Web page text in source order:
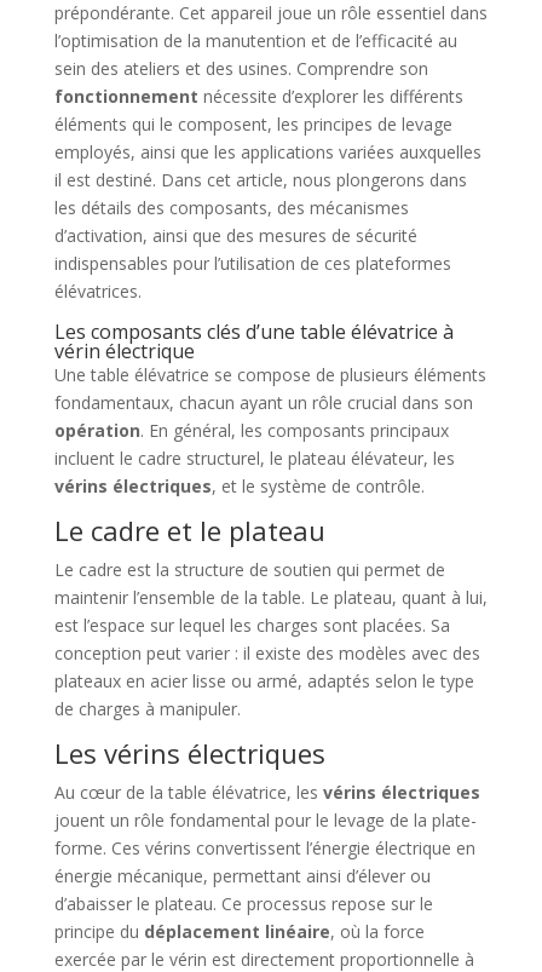
prépondérante. Cet appareil joue un rôle essentiel dans
l’optimisation de la manutention et de l’efficacité au
sein des ateliers et des usines. Comprendre son
fonctionnement nécessite d’explorer les différents
éléments qui le composent, les principes de levage
employés, ainsi que les applications variées auxquelles
il est destiné. Dans cet article, nous plongerons dans
les détails des composants, des mécanismes
d’activation, ainsi que des mesures de sécurité
indispensables pour l’utilisation de ces plateformes
élévatrices.
Les composants clés d’une table élévatrice à
vérin électrique
Une table élévatrice se compose de plusieurs éléments
fondamentaux, chacun ayant un rôle crucial dans son
opération. En général, les composants principaux
incluent le cadre structurel, le plateau élévateur, les
vérins électriques, et le système de contrôle.
Le cadre et le plateau
Le cadre est la structure de soutien qui permet de
maintenir l’ensemble de la table. Le plateau, quant à lui,
est l’espace sur lequel les charges sont placées. Sa
conception peut varier : il existe des modèles avec des
plateaux en acier lisse ou armé, adaptés selon le type
de charges à manipuler.
Les vérins électriques
Au cœur de la table élévatrice, les vérins électriques
jouent un rôle fondamental pour le levage de la plate-
forme. Ces vérins convertissent l’énergie électrique en
énergie mécanique, permettant ainsi d’élever ou
d’abaisser le plateau. Ce processus repose sur le
principe du déplacement linéaire, où la force
exercée par le vérin est directement proportionnelle à